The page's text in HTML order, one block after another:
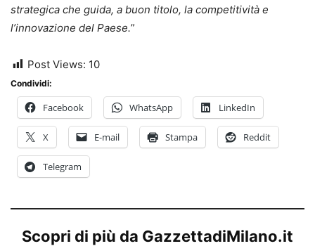
strategica che guida, a buon titolo, la competitività e
l’innovazione del Paese.”
Post Views: 10
Condividi:
Facebook WhatsApp LinkedIn
X E-mail Stampa Reddit
Telegram
Scopri di più da GazzettadiMilano.it